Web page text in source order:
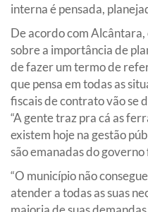
interna é pensada,
De acordo com
sobre a importância de
de fazer um termo de
que pensa em todas as
fiscais de contrato vão se
“A gente traz pra cá as
existem hoje na gestão
são emanadas do governo
“O município não
atender a todas as suas